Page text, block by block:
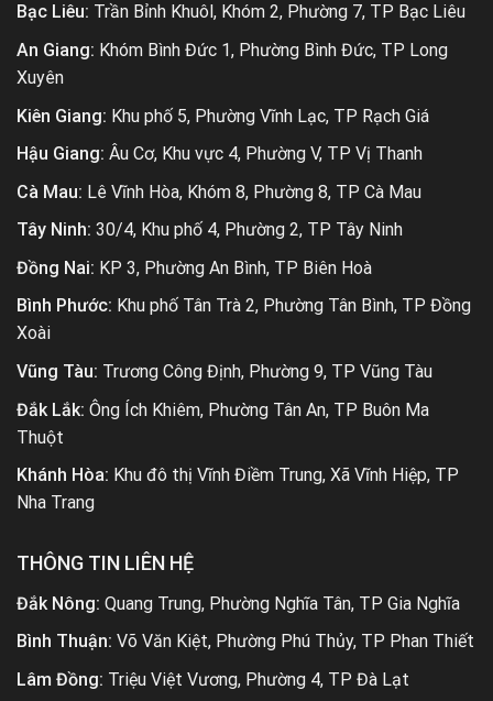
Bạc Liêu: Trần Bỉnh Khuôl, Khóm 2, Phường 7, TP Bạc Liêu
An Giang: Khóm Bình Đức 1, Phường Bình Đức, TP Long
Xuyên
Kiên Giang: Khu phố 5, Phường Vĩnh Lạc, TP Rạch Giá
Hậu Giang: Âu Cơ, Khu vực 4, Phường V, TP Vị Thanh
Cà Mau: Lê Vĩnh Hòa, Khóm 8, Phường 8, TP Cà Mau
Tây Ninh: 30/4, Khu phố 4, Phường 2, TP Tây Ninh
Đồng Nai: KP 3, Phường An Bình, TP Biên Hoà
Bình Phước: Khu phố Tân Trà 2, Phường Tân Bình, TP Đồng
Xoài
Vũng Tàu: Trương Công Định, Phường 9, TP Vũng Tàu
Đắk Lắk: Ông Ích Khiêm, Phường Tân An, TP Buôn Ma
Thuột
Khánh Hòa: Khu đô thị Vĩnh Điềm Trung, Xã Vĩnh Hiệp, TP
Nha Trang
THÔNG TIN LIÊN HỆ
Đắk Nông: Quang Trung, Phường Nghĩa Tân, TP Gia Nghĩa
Bình Thuận: Võ Văn Kiệt, Phường Phú Thủy, TP Phan Thiết
Lâm Đồng: Triệu Việt Vương, Phường 4, TP Đà Lạt